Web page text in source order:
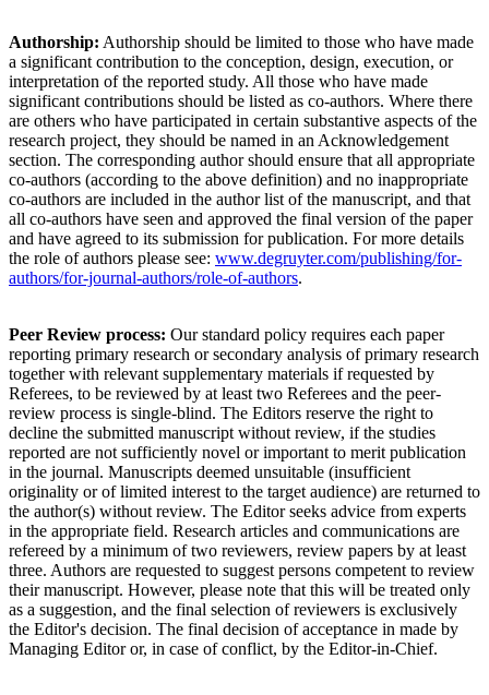
Authorship: Authorship should be limited to those who have made
a significant contribution to the conception, design, execution, or
interpretation of the reported study. All those who have made
significant contributions should be listed as co-authors. Where there
are others who have participated in certain substantive aspects of the
research project, they should be named in an Acknowledgement
section. The corresponding author should ensure that all appropriate
co-authors (according to the above definition) and no inappropriate
co-authors are included in the author list of the manuscript, and that
all co-authors have seen and approved the final version of the paper
and have agreed to its submission for publication. For more details
the role of authors please see: www.degruyter.com/publishing/for-
authors/for-journal-authors/role-of-authors.
Peer Review process: Our standard policy requires each paper
reporting primary research or secondary analysis of primary research
together with relevant supplementary materials if requested by
Referees, to be reviewed by at least two Referees and the peer-
review process is single-blind. The Editors reserve the right to
decline the submitted manuscript without review, if the studies
reported are not sufficiently novel or important to merit publication
in the journal. Manuscripts deemed unsuitable (insufficient
originality or of limited interest to the target audience) are returned to
the author(s) without review. The Editor seeks advice from experts
in the appropriate field. Research articles and communications are
refereed by a minimum of two reviewers, review papers by at least
three. Authors are requested to suggest persons competent to review
their manuscript. However, please note that this will be treated only
as a suggestion, and the final selection of reviewers is exclusively
the Editor's decision. The final decision of acceptance in made by
Managing Editor or, in case of conflict, by the Editor-in-Chief.